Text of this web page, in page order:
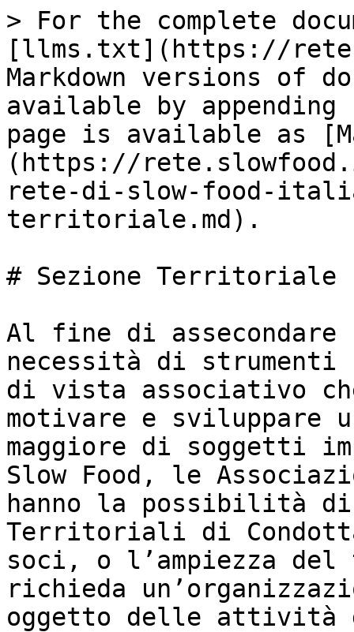
> For the complete
[llms.txt](https://
Markdown versions of
available by
page is available as
(https://
rete-di-slow-food-
territoriale.md).
# Sezione Territoriale
Al fine di assecondare
necessità di
di vista associativo
motivare e sviluppare
maggiore di soggetti
Slow Food, le
hanno la possibilità
Territoriali di
soci, o l’ampiezza
richieda
oggetto delle attività